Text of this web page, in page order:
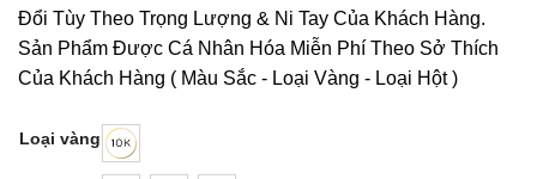
Đổi Tùy Theo Trọng Lượng & Ni Tay Của Khách Hàng.
Sản Phẩm Được Cá Nhân Hóa Miễn Phí Theo Sở Thích
Của Khách Hàng ( Màu Sắc - Loại Vàng - Loại Hột )
Loại vàng